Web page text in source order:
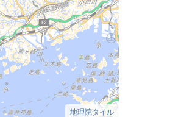
地理院タイル